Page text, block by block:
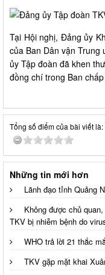
Tại Hội nghị, Đảng ủy
của Ban Dân vận
ủy Tập đoàn đã khen
đồng chí trong Ban
Tổng số điểm của bài viết
Những tin mới hơn
Lãnh đạo tỉnh Quảng
Không được chủ
TKV bị nhiễm bệnh do
WHO trả lời 21 thắc
TKV gặp mặt khai